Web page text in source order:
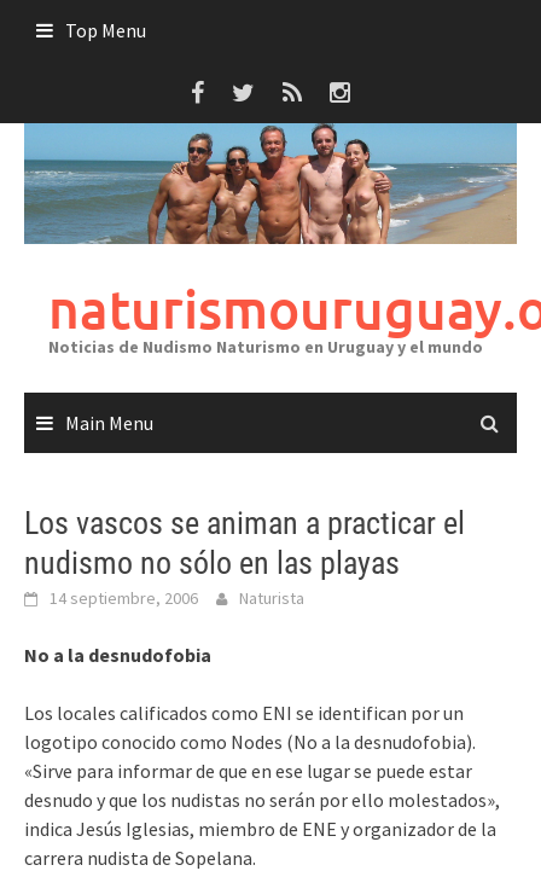
Top Menu
Noticias de Nudismo Naturismo en Uruguay y el mundo
Main Menu
Los vascos se animan a practicar el
nudismo no sólo en las playas
14 septiembre, 2006 Naturista
No a la desnudofobia
Los locales calificados como ENI se identifican por un
logotipo conocido como Nodes (No a la desnudofobia).
«Sirve para informar de que en ese lugar se puede estar
desnudo y que los nudistas no serán por ello molestados»,
indica Jesús Iglesias, miembro de ENE y organizador de la
carrera nudista de Sopelana.